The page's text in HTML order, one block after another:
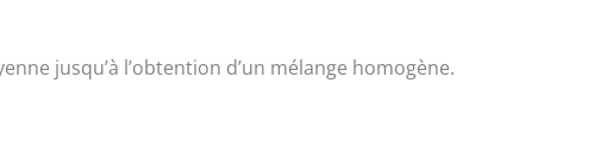
jusqu’à l’obtention d’un mélange homogène.